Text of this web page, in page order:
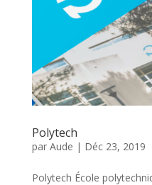
Polytech
par Aude | Déc 23, 2019
Polytech École